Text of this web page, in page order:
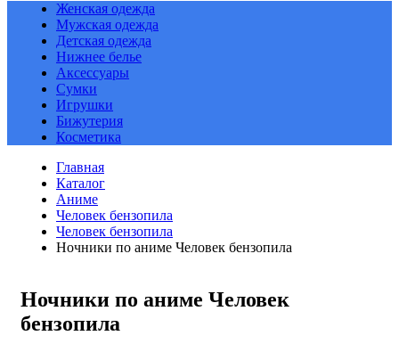
Женская одежда
Мужская одежда
Детская одежда
Нижнее белье
Аксессуары
Сумки
Игрушки
Бижутерия
Косметика
Главная
Каталог
Аниме
Человек бензопила
Человек бензопила
Ночники по аниме Человек бензопила
Ночники по аниме Человек
бензопила